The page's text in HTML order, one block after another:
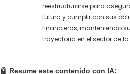
reestructurarse para
futura y cumplir con sus
financieras, manteniendo
trayectoria en el sector de
🤖 Resume este contenido con IA: